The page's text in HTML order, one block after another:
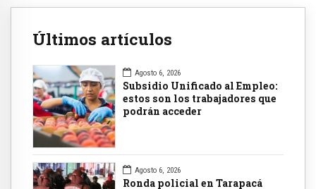
Últimos artículos
Agosto 6, 2026
Subsidio Unificado al Empleo:
estos son los trabajadores que
podrán acceder
Agosto 6, 2026
Ronda policial en Tarapacá